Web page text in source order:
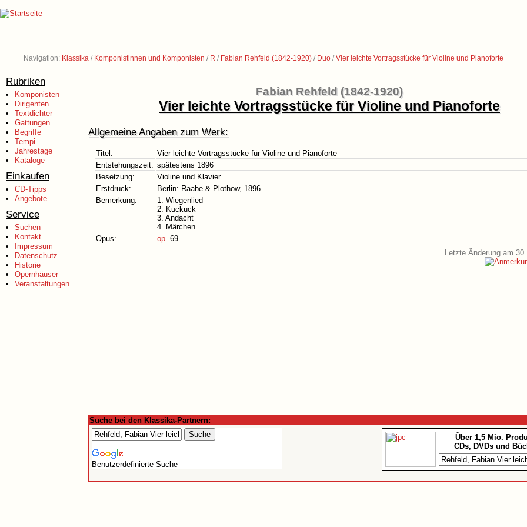
Navigation: Klassika / Komponistinnen und Komponisten / R / Fabian Rehfeld (1842-1920) / Duo /Vier leichte Vortragsstücke für Violine und Pianoforte
Rubriken
Komponisten
Dirigenten
Textdichter
Gattungen
Begriffe
Tempi
Jahrestage
Kataloge
Einkaufen
CD-Tipps
Angebote
Service
Suchen
Kontakt
Impressum
Datenschutz
Historie
Opernhäuser
Veranstaltungen
Fabian Rehfeld (1842-1920)
Vier leichte Vortragsstücke für Violine und Pianoforte
Allgemeine Angaben zum Werk:
Titel:
Vier leichte Vortragsstücke für Violine und Pianoforte
Entstehungszeit: spätestens 1896
Besetzung:
Violine und Klavier
Erstdruck:
Berlin: Raabe & Plothow, 1896
Bemerkung:
1. Wiegenlied
2. Kuckuck
3. Andacht
4. Märchen
Opus:
op. 69
Letzte Änderung am
Suche bei den Klassika-Partnern:
Benutzerdefinierte Suche
Über 1,5 Mio.
CDs, DVDs und